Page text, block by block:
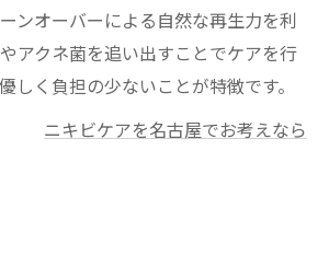
ンオーバーによる自然な再生力を利
アクネ菌を追い出すことでケアを行
しく負担の少ないことが特徴です。
ニキビケアを名古屋でお考えなら